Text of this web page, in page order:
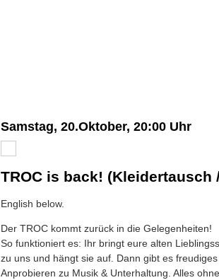
Samstag, 20.Oktober, 20:00 Uhr
TROC is back! (Kleidertausch
English below.
Der TROC kommt zurück in die Gelegenheiten!
So funktioniert es: Ihr bringt eure alten
zu uns und hängt sie auf. Dann gibt es
Anprobieren zu Musik & Unterhaltung. Alles